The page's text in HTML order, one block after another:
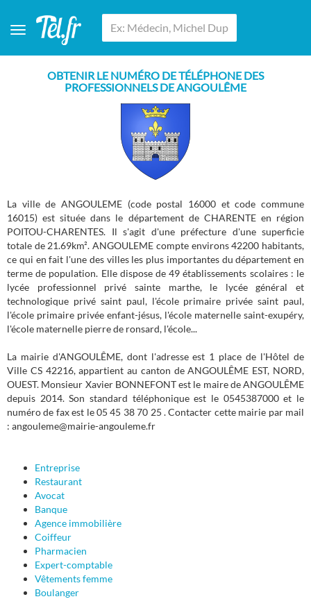
OBTENIR LE NUMÉRO DE TÉLÉPHONE DES
PROFESSIONNELS DE ANGOULÊME
La ville de ANGOULEME (code postal 16000 et code commune
16015) est située dans le département de CHARENTE en région
POITOU-CHARENTES. Il s'agit d'une préfecture d'une superficie
totale de 21.69km². ANGOULEME compte environs 42200 habitants,
ce qui en fait l'une des villes les plus importantes du département en
terme de population. Elle dispose de 49 établissements scolaires : le
lycée professionnel privé sainte marthe, le lycée général et
technologique privé saint paul, l'école primaire privée saint paul,
l'école primaire privée enfant-jésus, l'école maternelle saint-exupéry,
l'école maternelle pierre de ronsard, l'école...
La mairie d'ANGOULÊME, dont l'adresse est 1 place de l'Hôtel de
Ville CS 42216, appartient au canton de ANGOULÊME EST, NORD,
OUEST. Monsieur Xavier BONNEFONT est le maire de ANGOULÊME
depuis 2014. Son standard téléphonique est le 0545387000 et le
numéro de fax est le 05 45 38 70 25 . Contacter cette mairie par mail
: angouleme@mairie-angouleme.fr
Entreprise
Restaurant
Avocat
Banque
Agence immobilière
Coiffeur
Pharmacien
Expert-comptable
Vêtements femme
Boulanger